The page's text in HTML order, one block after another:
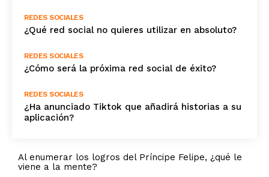
REDES SOCIALES
¿Qué red social no quieres utilizar en absoluto?
REDES SOCIALES
¿Cómo será la próxima red social de éxito?
REDES SOCIALES
¿Ha anunciado Tiktok que añadirá historias a su
aplicación?
Al enumerar los logros del Príncipe Felipe, ¿qué le
viene a la mente?